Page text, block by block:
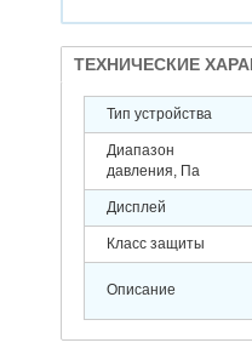
ТЕХНИЧЕСКИЕ
Тип устройства
Диапазон
давления, Па
Дисплей
Класс защиты
Описание